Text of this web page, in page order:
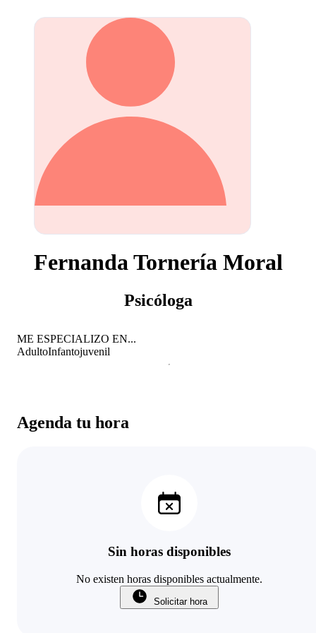
Fernanda Tornería Moral
Psicóloga
Agenda tu hora
Sin horas disponibles
No existen horas disponibles actualmente.
Solicitar hora
ME ESPECIALIZO EN...
AdultoInfantojuvenil